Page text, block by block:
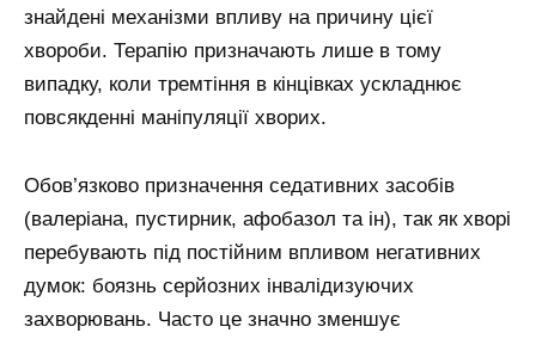
знайдені механізми впливу на причину цієї
хвороби. Терапію призначають лише в тому
випадку, коли тремтіння в кінцівках ускладнює
повсякденні маніпуляції хворих.
Обов’язково призначення седативних засобів
(валеріана, пустирник, афобазол та ін), так як хворі
перебувають під постійним впливом негативних
думок: боязнь серйозних інвалідизуючих
захворювань. Часто це значно зменшує